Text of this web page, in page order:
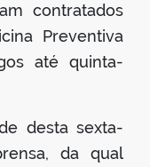
contratados
Preventiva
até quinta-
desta sexta-
da qual